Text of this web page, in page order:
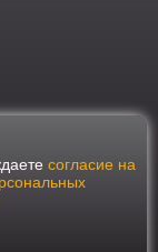
с требованиями
ФЗ "О персональных
только при
данных. Для
мы
сайтом, вы
согласие на